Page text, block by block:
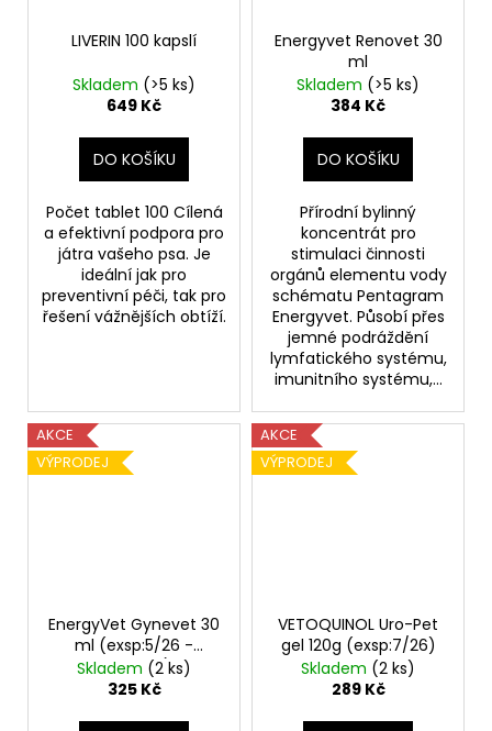
LIVERIN 100 kapslí
Skladem (>5 ks)
649 Kč
DO KOŠÍKU
Počet tablet 100 Cílená
a efektivní podpora pro
játra vašeho psa. Je
ideální jak pro
preventivní péči, tak pro
řešení vážnějších obtíží.
Energyvet Renovet 30
ml
Skladem (>5 ks)
384 Kč
DO KOŠÍKU
Přírodní bylinný
koncentrát pro
stimulaci činnosti
orgánů elementu vody
schématu Pentagram
Energyvet. Působí přes
jemné podráždění
lymfatického systému,
imunitního systému,...
AKCE
VÝPRODEJ
EnergyVet Gynevet 30
ml (exsp:5/26 -
výprodej)
Skladem (2 ks)
325 Kč
AKCE
VÝPRODEJ
VETOQUINOL Uro-Pet
gel 120g (exsp:7/26)
Skladem (2 ks)
289 Kč